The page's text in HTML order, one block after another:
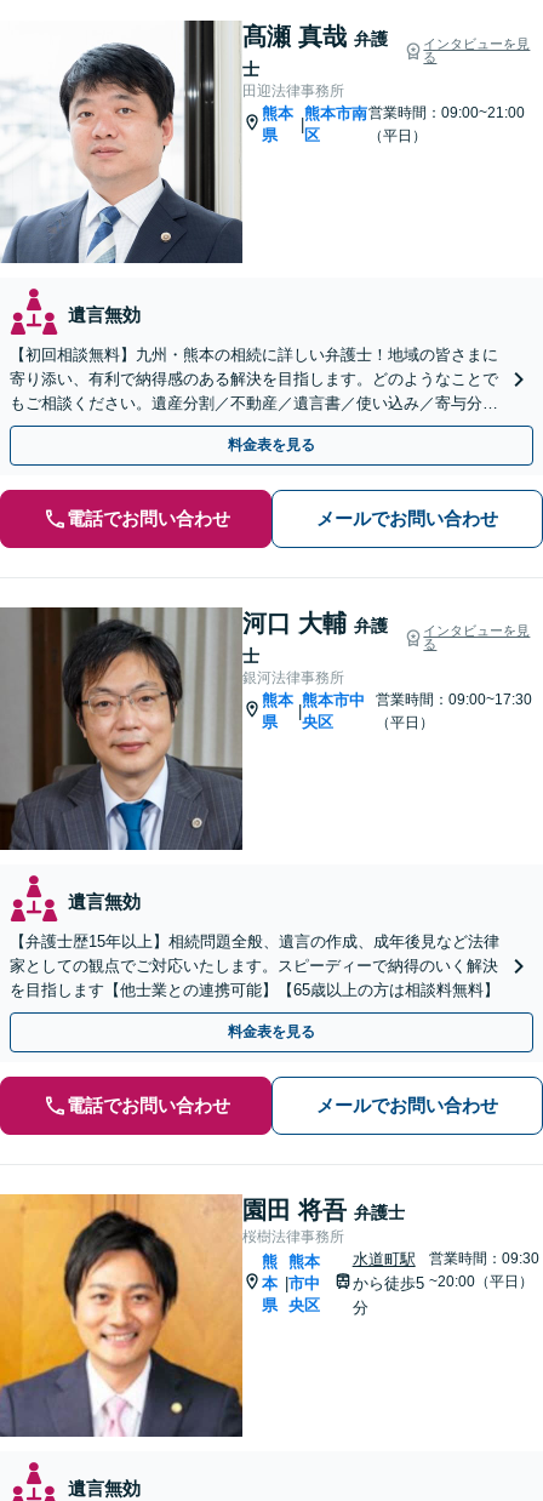
髙瀬 真哉 弁護
士
インタビューを見
る
田迎法律事務所
熊本
県
熊本市南
区
営業時間：09:00~21:00
（平日）
遺言無効
【初回相談無料】九州・熊本の相続に詳しい弁護士！地域の皆さまに
寄り添い、有利で納得感のある解決を目指します。どのようなことで
もご相談ください。遺産分割／不動産／遺言書／使い込み／寄与分／
遺留分／相続放棄【完全個室】
料金表を見る
電話でお問い合わせ メールでお問い合わせ
河口 大輔 弁護
士
インタビューを見
る
銀河法律事務所
熊本
県
熊本市中
央区
営業時間：09:00~17:30
（平日）
遺言無効
【弁護士歴15年以上】相続問題全般、遺言の作成、成年後見など法律
家としての観点でご対応いたします。スピーディーで納得のいく解決
を目指します【他士業との連携可能】【65歳以上の方は相談料無料】
料金表を見る
電話でお問い合わせ メールでお問い合わせ
園田 将吾 弁護士
桜樹法律事務所
熊
本
県
熊本
市中
央区
水道町駅
から徒歩5
分
営業時間：09:30
~20:00（平日）
遺言無効